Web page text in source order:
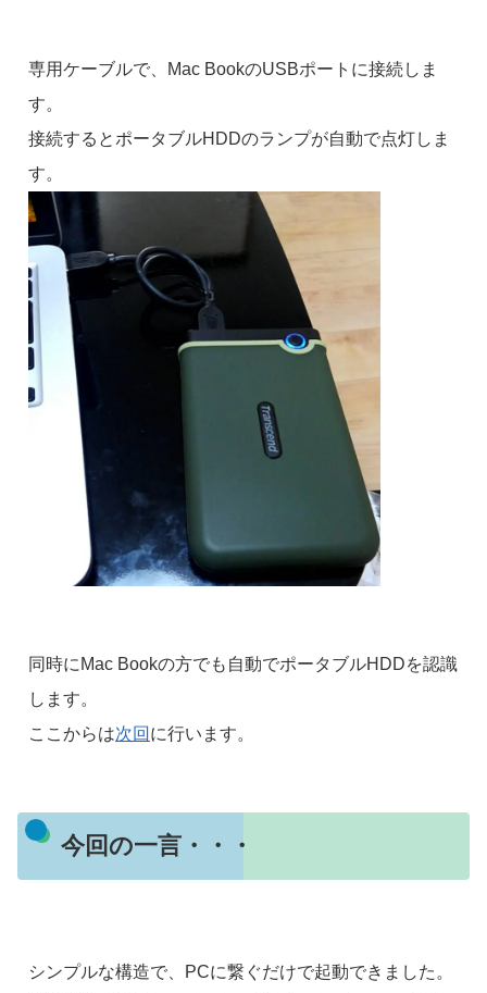
専用ケーブルで、Mac BookのUSBポートに接続しま
す。
接続するとポータブルHDDのランプが自動で点灯しま
す。
同時にMac Bookの方でも自動でポータブルHDDを認識
します。
ここからは次回 に行います。
今回の一言・・・
シンプルな構造で、PCに繋ぐだけで起動できました。